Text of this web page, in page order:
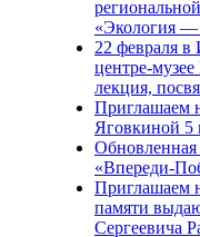
«Экология —
22 февраля
центре-
лекция,
Приглашаем
Яговкиной 5
Обновленная
«Впереди-
Приглашаем
памяти
Сергеевича